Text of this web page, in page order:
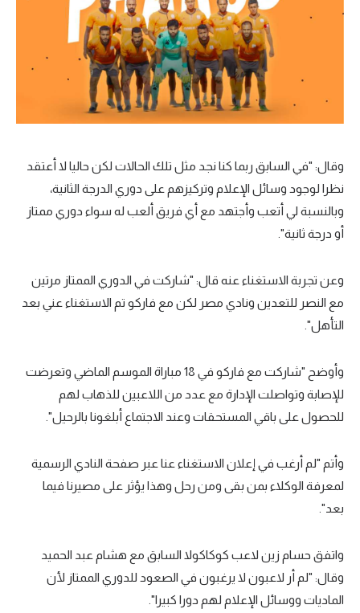
وقال: "في السابق ربما كنا نجد مثل تلك الحالات لكن حاليا لا أعتقد
نظرا لوجود وسائل الإعلام وتركيزهم على دوري الدرجة الثانية،
وبالنسبة لي أتعب وأجتهد مع أي فريق ألعب له سواء دوري ممتاز
أو درجة ثانية".
وعن تجربة الاستغناء عنه قال: "شاركت في الدوري الممتاز مرتين
مع النصر للتعدين ونادي مصر لكن مع فاركو تم الاستغناء عني بعد
التأهل".
وأوضح "شاركت مع فاركو في 18 مباراة الموسم الماضي وتعرضت
للإصابة وتواصلت الإدارة مع عدد من اللاعبين للذهاب لهم
للحصول على باقي المستحقات وعند الاجتماع أبلغونا بالرحيل".
وأتم "لم أرغب في إعلان الاستغناء عنا عبر صفحة النادي الرسمية
لمعرفة الوكلاء بمن بقى ومن رحل وهذا يؤثر على مصيرنا فيما
بعد".
واتفق حسام زين لاعب كوكاكولا السابق مع هشام عبد الحميد
وقال: "لم أر لاعبون لا يرغبون في الصعود للدوري الممتاز لأن
الماديات ووسائل الإعلام لهم دورا كبيرا".